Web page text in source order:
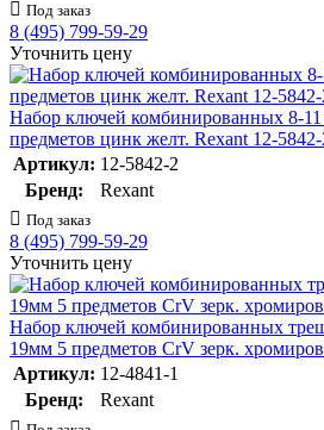
Под заказ
8 (495) 799-59-29
Уточнить цену
Набор ключей комбинированных 8-
предметов цинк желт. Rexant 12-5842-
Артикул: 12-5842-2
Бренд:
Rexant
Под заказ
8 (495) 799-59-29
Уточнить цену
Набор ключей комбинированных
19мм 5 предметов CrV зерк.
Артикул: 12-4841-1
Бренд:
Rexant